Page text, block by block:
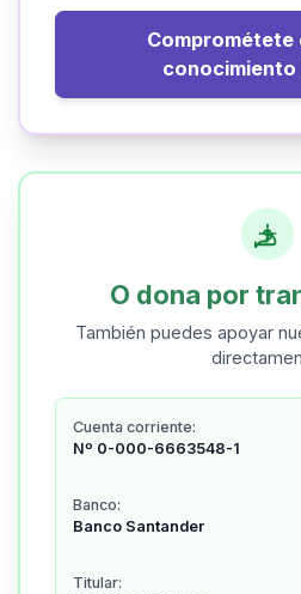
Comprométete
conocimiento
O dona por
También puedes apoyar
Cuenta corriente:
Nº 0-000-6663548-1
Banco:
Banco Santander
Titular: